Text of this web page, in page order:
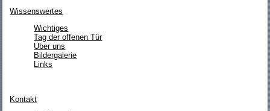
Wissenswertes
Wichtiges
Tag der offenen Tür
Über uns
Bildergalerie
Links
Kontakt